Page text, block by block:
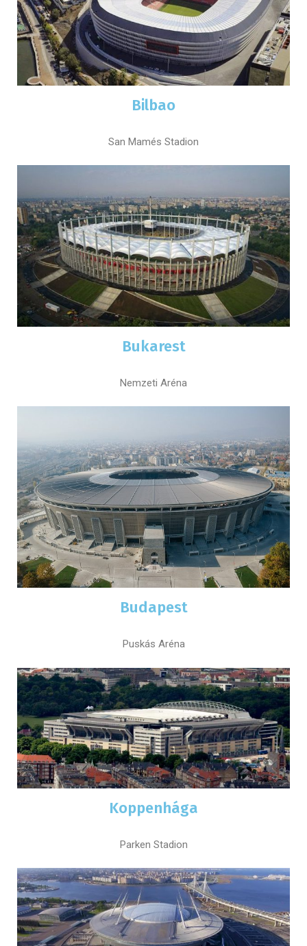
Bilbao
San Mamés Stadion
Bukarest
Nemzeti Aréna
Budapest
Puskás Aréna
Koppenhága
Parken Stadion